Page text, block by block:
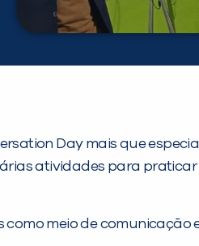
Day mais que
atividades para
meio de